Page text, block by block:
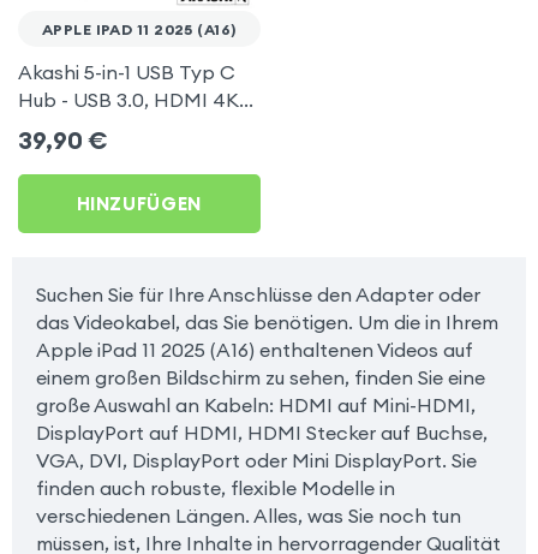
APPLE IPAD 11 2025 (A16)
Akashi 5-in-1 USB Typ C
Hub - USB 3.0, HDMI 4K
und Type-C Power
Delivery - Grau für Apple
iPad 11 2025 (A16)
39,90 €
HINZUFÜGEN
Suchen Sie für Ihre Anschlüsse den Adapter oder
das Videokabel, das Sie benötigen. Um die in Ihrem
Apple iPad 11 2025 (A16) enthaltenen Videos auf
einem großen Bildschirm zu sehen, finden Sie eine
große Auswahl an Kabeln: HDMI auf Mini-HDMI,
DisplayPort auf HDMI, HDMI Stecker auf Buchse,
VGA, DVI, DisplayPort oder Mini DisplayPort. Sie
finden auch robuste, flexible Modelle in
verschiedenen Längen. Alles, was Sie noch tun
müssen, ist, Ihre Inhalte in hervorragender Qualität